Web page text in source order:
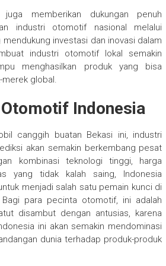
juga memberikan dukungan penuh
industri otomotif nasional melalui
investasi dan inovasi dalam
industri otomotif lokal semakin
menghasilkan produk yang bisa
global.
Indonesia
canggih buatan Bekasi ini, industri
akan semakin berkembang pesat
kombinasi teknologi tinggi, harga
yang tidak kalah saing, Indonesia
menjadi salah satu pemain kunci di
para pecinta otomotif, ini adalah
disambut dengan antusias, karena
ini akan semakin mendominasi
dunia terhadap produk-produk